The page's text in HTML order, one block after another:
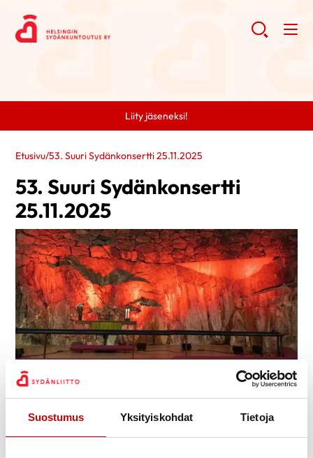
Suostumus Yksityiskohdat Tietoja
Liity jäseneksi!
Etusivu/53. Suuri Sydänkonsertti 25.11.2025
53. Suuri Sydänkonsertti
25.11.2025
Julkaistu 10.11.2025
Jaa Whatsapp
Jaa Facebook
Jaa TwitterJaa Linkedin
Jaa EmailJaa Print
Suuri Sydänkonsertti jo 53. kerran